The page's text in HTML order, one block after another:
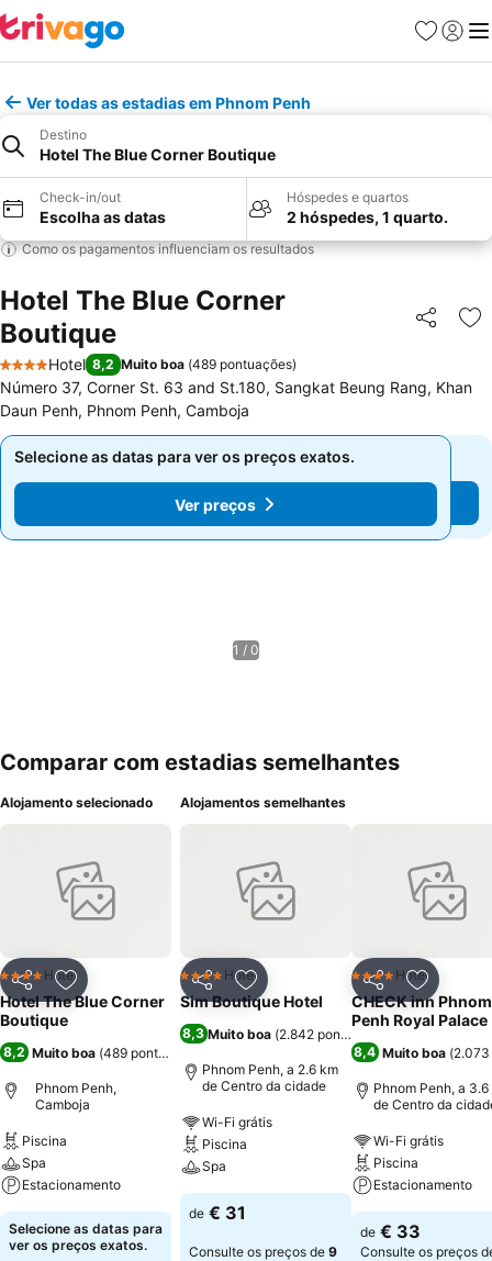
Favoritos
Iniciar
Ver todas as estadias em Phnom Penh
Destino
Hotel The Blue Corner Boutique
Check-in/out
Escolha as datas
Hóspedes e quartos
2 hóspedes, 1 quarto.
Como os pagamentos influenciam os resultados
Hotel The Blue Corner
Boutique
Partilhar
4 Estrelas
Hotel 8,2 Muito boa (489 pontuações)
Número 37, Corner St. 63 and St.180, Sangkat Beung Rang, Khan
Daun Penh, Phnom Penh, Camboja
Selecione as datas para ver os preços exatos.
Ver preços
Selecione as datas para ver os preços exatos.
Ver preços
1 / 0
Comparar com estadias semelhantes
Alojamento selecionado
PartilharAdicionar aos favoritos
4 EstrelasHotel
Hotel The Blue Corner
Boutique
8,2 Muito boa (489 pontuações
Phnom Penh,
Camboja
Piscina
Spa
Estacionamento
Selecione as datas para
ver os preços exatos.
Alojamentos semelhantes
PartilharAdicionar aos favoritos
4 EstrelasHotel
Sim Boutique Hotel
8,3Muito boa (2.842 pontuações
Phnom Penh, a 2.6 km
de Centro da cidade
Wi-Fi grátis
Piscina
Spa
de € 31
Consulte os preços de 9
Partilhar
4 EstrelasHotel
CHECK inn Phnom
Penh Royal Palace
8,4 Muito boa (2.073
Phnom Penh, a 3.6
de Centro da
Wi-Fi grátis
Piscina
Estacionamento
de € 33
Consulte os preços